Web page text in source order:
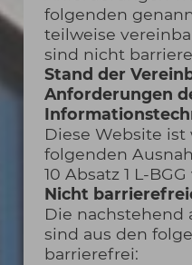
folgenden
teilweise
sind nicht
Stand der
Anforderungen
Diese Website ist
folgenden
10 Absatz 1 L-
Nicht
Die nachstehend
sind aus den
barrierefrei: